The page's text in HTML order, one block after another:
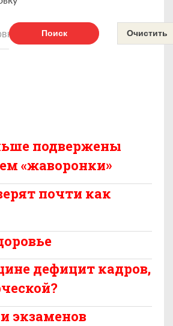
Поиск Очистить
подвержены
«жаворонки»
почти как
дефицит кадров,
экзаменов